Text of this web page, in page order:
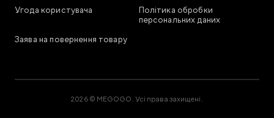
Угода користувача
Політика обробки
персональних даних
Заява на повернення товару
2026 © MEGOGO. Усі права захищені.